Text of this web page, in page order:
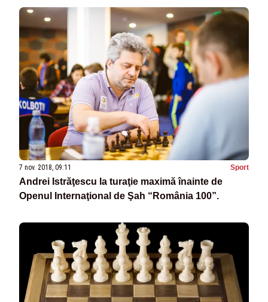
7 nov. 2018, 09:11 Sport
Andrei Istrăţescu la turaţie maximă înainte de
Openul Internaţional de Şah “România 100”.